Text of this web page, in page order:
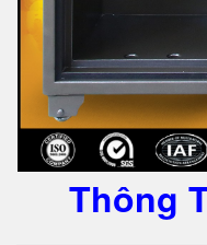
Thông